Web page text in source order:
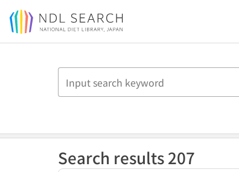
Jump to main content
Search results 207